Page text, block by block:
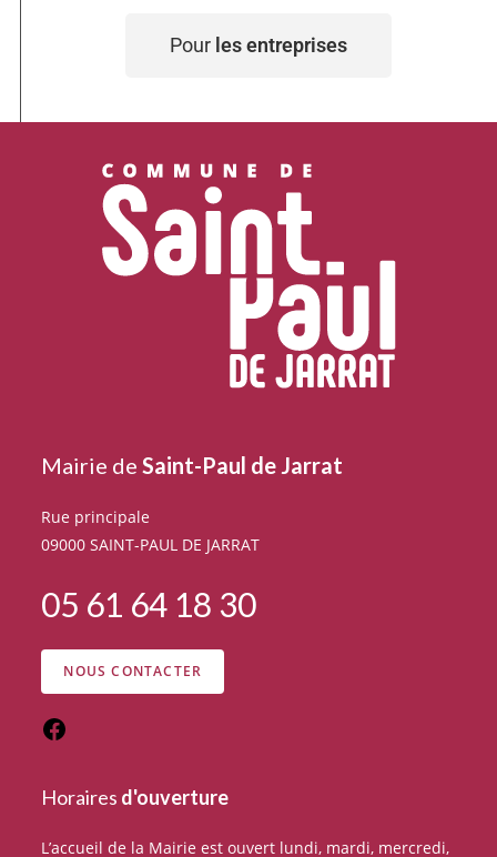
Pour les entreprises
Mairie deSaint-Paul de Jarrat
Rue principale
09000 SAINT-PAUL DE JARRAT
05 61 64 18 30
NOUS CONTACTER
Horaires d'ouverture
L’accueil de la Mairie est ouvert lundi, mardi, mercredi,